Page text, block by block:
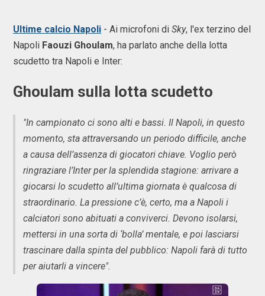
Ultime calcio Napoli - Ai microfoni di Sky, l'ex terzino del
Napoli Faouzi Ghoulam, ha parlato anche della lotta
scudetto tra Napoli e Inter:
Ghoulam sulla lotta scudetto
"In campionato ci sono alti e bassi. Il Napoli, in questo
momento, sta attraversando un periodo difficile, anche
a causa dell’assenza di giocatori chiave. Voglio però
ringraziare l’Inter per la splendida stagione: arrivare a
giocarsi lo scudetto all’ultima giornata è qualcosa di
straordinario. La pressione c’è, certo, ma a Napoli i
calciatori sono abituati a conviverci. Devono isolarsi,
mettersi in una sorta di ‘bolla’ mentale, e poi lasciarsi
trascinare dalla spinta del pubblico: Napoli farà di tutto
per aiutarli a vincere".